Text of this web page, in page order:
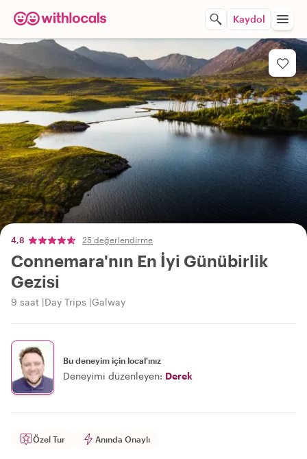
Kaydol
4,8 25 değerlendirme
Connemara'nın En İyi Günübirlik
Gezisi
9 saat Day Trips Galway
Bu deneyim için local'ınız
Deneyimi düzenleyen: Derek
Özel Tur Anında Onaylı